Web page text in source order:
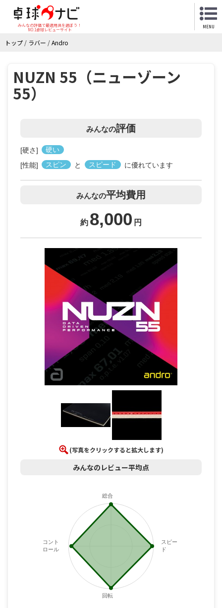
みんなの評価で最適用具を選ぼう！
NO.1卓球レビューサイト
MENU
トップ / ラバー /Andro
NUZN 55（ニューゾーン
55）
みんなの評価
[硬さ]
硬い
[性能]
スピン と スピード に優れています
みんなの平均費用
約 8,000 円
(写真をクリックすると拡大します)
みんなのレビュー平均点
総合
スピー
ド
回転
コント
ロール